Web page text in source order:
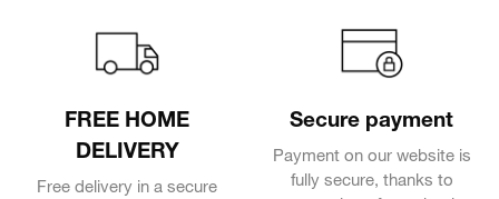
FREE HOME
DELIVERY
Free delivery in a secure
Secure payment
Payment on our website is
fully secure, thanks to